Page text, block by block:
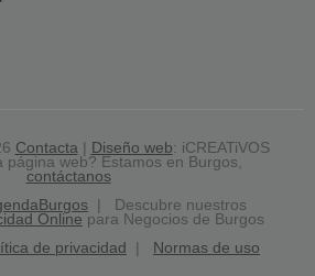
Contacta| Diseño web: iCREATiVOS
página web? Estamos en Burgos,
contáctanos
| Descubre nuestros
Online para Negocios de Burgos
de privacidad Normas de uso